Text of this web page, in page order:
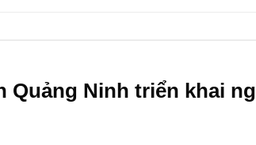
Quảng Ninh triển khai